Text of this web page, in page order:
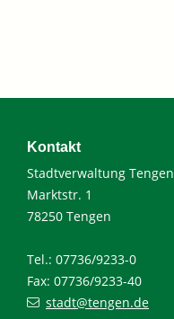
Kontakt
Stadtverwaltung Tengen
Marktstr. 1
78250 Tengen
Tel.: 07736/9233-0
Fax: 07736/9233-40
stadt@tengen.de